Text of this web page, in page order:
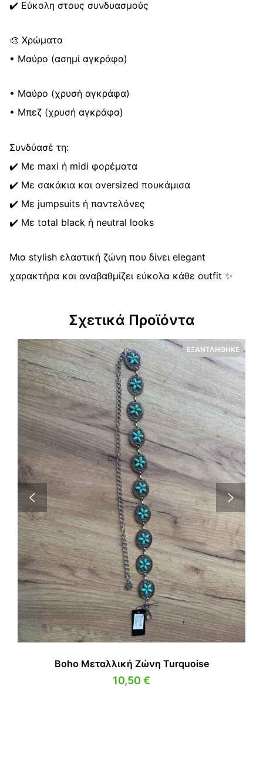
✔️ Εύκολη στους συνδυασμούς
🎨 Χρώματα
• Μαύρο (ασημί αγκράφα)
• Μαύρο (χρυσή αγκράφα)
• Μπεζ (χρυσή αγκράφα)
Συνδύασέ τη:
✔️ Με maxi ή midi φορέματα
✔️ Με σακάκια και oversized πουκάμισα
✔️ Με jumpsuits ή παντελόνες
✔️ Με total black ή neutral looks
Μια stylish ελαστική ζώνη που δίνει elegant
χαρακτήρα και αναβαθμίζει εύκολα κάθε outfit ✨
Σχετικά Προϊόντα
ΕΞΑΝΤΛΉΘΗΚΕ
Boho Μεταλλική Ζώνη Turquoise
10,50 €